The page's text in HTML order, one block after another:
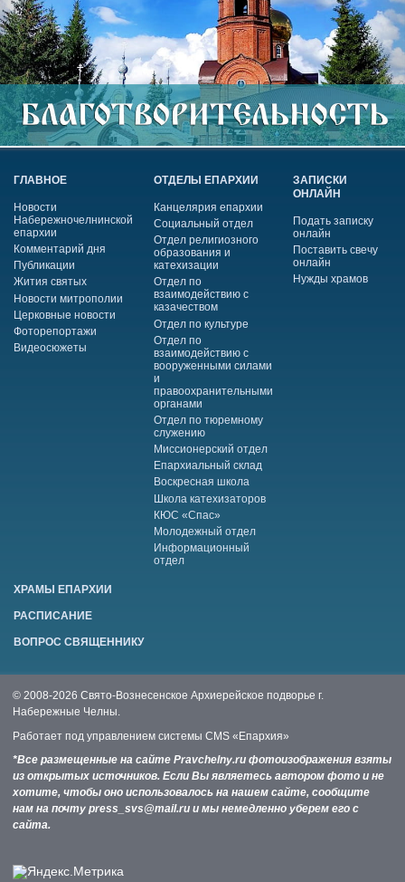
ГЛАВНОЕ
Новости
Набережночелнинской
епархии
Комментарий дня
Публикации
Жития святых
Новости митрополии
Церковные новости
Фоторепортажи
Видеосюжеты
ОТДЕЛЫ ЕПАРХИИ
Канцелярия епархии
Социальный отдел
Отдел религиозного
образования и
катехизации
Отдел по
взаимодействию с
казачеством
Отдел по культуре
Отдел по
взаимодействию с
вооруженными силами
и
правоохранительными
органами
Отдел по тюремному
служению
Миссионерский отдел
Епархиальный склад
Воскресная школа
Школа катехизаторов
КЮС «Спас»
Молодежный отдел
Информационный
отдел
ЗАПИСКИ
ОНЛАЙН
Подать записку
онлайн
Поставить свечу
онлайн
Нужды храмов
ХРАМЫ ЕПАРХИИ
РАСПИСАНИЕ
ВОПРОС СВЯЩЕННИКУ
© 2008-2026 Свято-Вознесенское Архиерейское подворье г.
Набережные Челны.
Работает под управлением системы CMS «Епархия»
*Все размещенные на сайте Pravchelny.ru фотоизображения взяты
из открытых источников. Если Вы являетесь автором фото и не
хотите, чтобы оно использовалось на нашем сайте, сообщите
нам на почту press_svs@mail.ru и мы немедленно уберем его с
сайта.